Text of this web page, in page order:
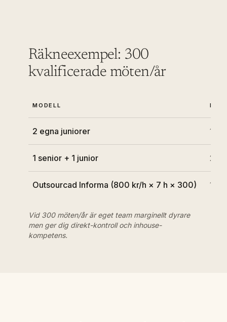
Räkneexempel: 300
kvalificerade möten/år
MODELL
2 egna juniorer 1
1 senior + 1 junior 2
Outsourcad Informa (800 kr/h × 7 h × 300) 1
Vid 300 möten/år är eget team marginellt dyrare
men ger dig direkt-kontroll och inhouse-
kompetens.